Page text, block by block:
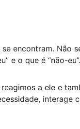
encontram. Não
e o que é “não-eu”.
a ele e
interage